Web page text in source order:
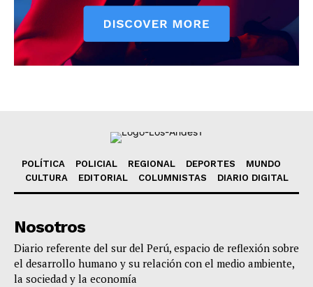
POLÍTICA POLICIAL REGIONAL DEPORTES
MUNDO
CULTURA
EDITORIAL COLUMNISTAS DIARIO DIGITAL
Nosotros
Diario referente del sur del Perú, espacio de reflexión sobre
el desarrollo humano y su relación con el medio ambiente,
la sociedad y la economía